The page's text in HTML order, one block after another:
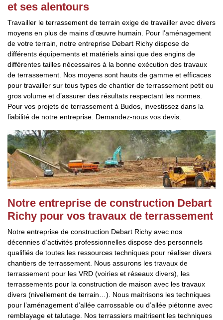
et ses alentours
Travailler le terrassement de terrain exige de travailler avec divers
moyens en plus de mains d’œuvre humain. Pour l’aménagement
de votre terrain, notre entreprise Debart Richy dispose de
différents équipements et matériels ainsi que des engins de
différentes tailles nécessaires à la bonne exécution des travaux
de terrassement. Nos moyens sont hauts de gamme et efficaces
pour travailler sur tous types de chantier de terrassement petit ou
gros volume et d’assurer des résultats respectant les normes.
Pour vos projets de terrassement à Budos, investissez dans la
fiabilité de notre entreprise. Demandez-nous vos devis.
Notre entreprise de construction Debart
Richy pour vos travaux de terrassement
Notre entreprise de construction Debart Richy avec nos
décennies d’activités professionnelles dispose des personnels
qualifiés de toutes les ressources techniques pour réaliser divers
chantiers de terrassement. Nous assurons les travaux de
terrassement pour les VRD (voiries et réseaux divers), les
terrassements pour la construction de maison avec les travaux
divers (nivellement de terrain…). Nous maitrisons les techniques
pour l’aménagement d’allée carrossable ou d’allée piétonne avec
remblayage et talutage. Nos terrassiers maitrisent les techniques